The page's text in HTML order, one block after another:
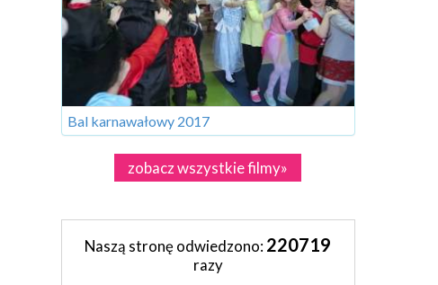
Bal karnawałowy 2017
zobacz wszystkie filmy»
Naszą stronę odwiedzono: 220719
razy